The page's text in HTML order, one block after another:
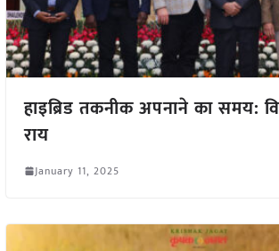
हाइब्रिड तकनीक अपनाने का समय:
राय
January 11, 2025